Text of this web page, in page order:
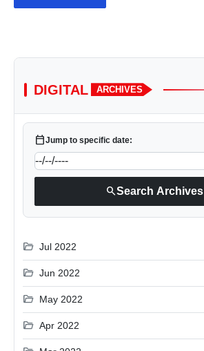
DIGITAL ARCHIVES
calendar_todayJump to specific date:
searchSearch Archives
folder_open Jul 2022
folder_open Jun 2022
folder_open May 2022
folder_open Apr 2022